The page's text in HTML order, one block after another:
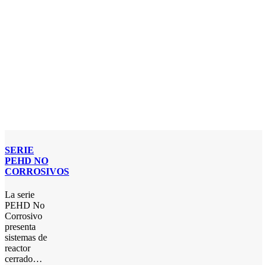
SERIE
PEHD NO
CORROSIVOS
La serie
PEHD No
Corrosivo
presenta
sistemas de
reactor
cerrado…